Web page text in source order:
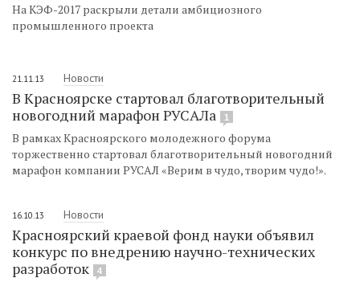
На КЭФ-2017 раскрыли детали амбициозного
промышленного проекта
21.11.13 Новости
В Красноярске стартовал благотворительный
новогодний марафон РУСАЛа
1
В рамках Красноярского молодежного форума
торжественно стартовал благотворительный новогодний
марафон компании РУСАЛ «Верим в чудо, творим чудо!».
16.10.13 Новости
Красноярский краевой фонд науки объявил
конкурс по внедрению научно-технических
разработок
4